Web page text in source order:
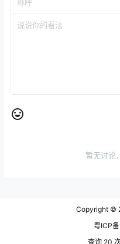
暂无讨论
Copyright ©
粤ICP
查询 20